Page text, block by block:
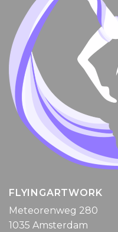
FLYINGARTWORK
Meteorenweg 280
1035 Amsterdam